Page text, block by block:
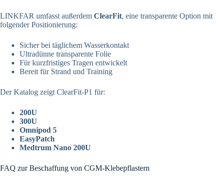
LINKFAR umfasst außerdem ClearFit, eine transparente Option mit
folgender Positionierung:
Sicher bei täglichem Wasserkontakt
Ultradünne transparente Folie
Für kurzfristiges Tragen entwickelt
Bereit für Strand und Training
Der Katalog zeigt ClearFit-P1 für:
200U
300U
Omnipod 5
EasyPatch
Medtrum Nano 200U
FAQ zur Beschaffung von CGM-Klebepflastern